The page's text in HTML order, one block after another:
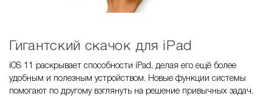
Гигантский скачок для iPad
iOS 11 раскрывает способности iPad, делая его ещё более
удобным и полезным устройством. Новые функции системы
помогают по другому взглянуть на решение привычных задач.